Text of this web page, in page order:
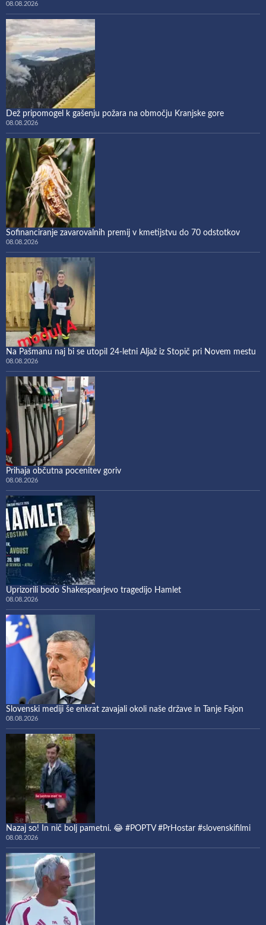
08.08.2026
Dež pripomogel k gašenju požara na območju Kranjske gore
08.08.2026
Sofinanciranje zavarovalnih premij v kmetijstvu do 70 odstotkov
08.08.2026
Na Pašmanu naj bi se utopil 24-letni Aljaž iz Stopič pri Novem mestu
08.08.2026
Prihaja občutna pocenitev goriv
08.08.2026
Uprizorili bodo Shakespearjevo tragedijo Hamlet
08.08.2026
Slovenski mediji še enkrat zavajali okoli naše države in Tanje Fajon
08.08.2026
Nazaj so! In nič bolj pametni. 😂 #POPTV #PrHostar #slovenskifilmi
08.08.2026